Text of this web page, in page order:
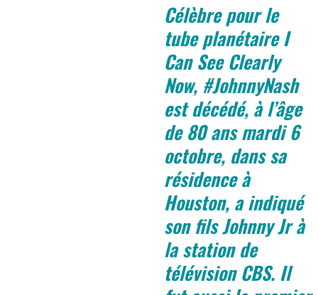
Célèbre pour le
tube planétaire I
Can See Clearly
Now, #JohnnyNash
est décédé, à l’âge
de 80 ans mardi 6
octobre, dans sa
résidence à
Houston, a indiqué
son fils Johnny Jr à
la station de
télévision CBS. Il